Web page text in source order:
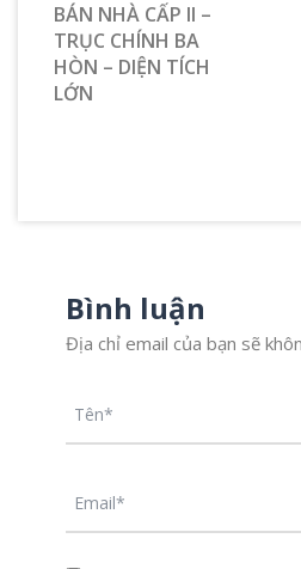
BÁN NHÀ CẤP II –
TRỤC CHÍNH BA
HÒN – DIỆN TÍCH
LỚN
Bình luận
Địa chỉ email của bạn sẽ